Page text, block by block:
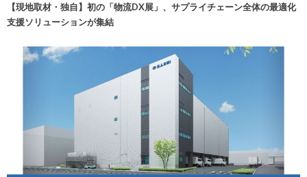
【現地取材・独自】初の「物流DX展」、サプライチェーン全体の最適化
支援ソリューションが集結